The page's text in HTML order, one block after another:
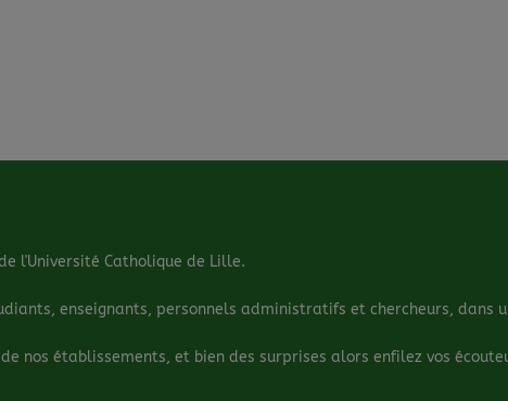
l'Université Catholique de Lille.
enseignants, personnels administratifs et chercheurs, dans
nos établissements, et bien des surprises alors enfilez vos